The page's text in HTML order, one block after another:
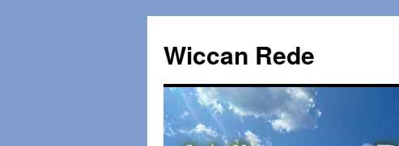
de
inhoud
Wiccan Rede